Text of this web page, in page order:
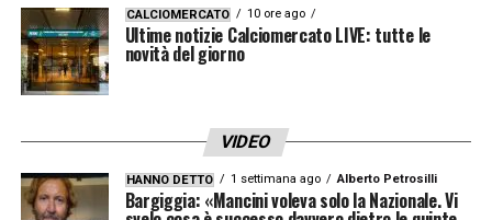
CALCIOMERCATO 10 ore ago
Ultime notizie Calciomercato LIVE: tutte le
novità del giorno
VIDEO
HANNO DETTO 1 settimana ago Alberto Petrosilli
Bargiggia: «Mancini voleva solo la Nazionale. Vi